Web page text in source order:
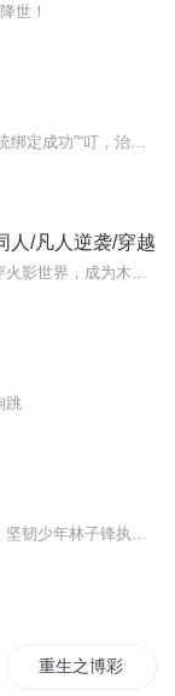
世！
人/凡人逆袭/穿越
跳
重生之博彩大王